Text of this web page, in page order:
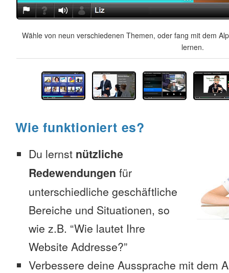
Wähle von neun verschiedenen Themen, oder fang mit dem
lernen.
Wie funktioniert es?
Du lernst nützliche
Redewendungen für
unterschiedliche geschäftliche
Bereiche und Situationen, so
wie z.B. “Wie lautet Ihre
Website Addresse?”
Verbessere deine Aussprache mit dem